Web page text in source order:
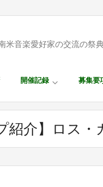
音楽愛好家の交流の祭
開催記録 募集要
紹介】ロス